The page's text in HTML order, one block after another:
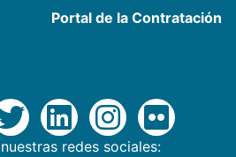
Portal de la Contratación
redes sociales: